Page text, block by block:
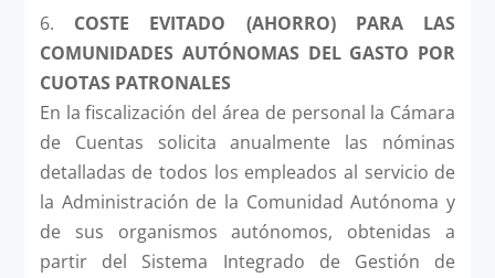
6. COSTE EVITADO (AHORRO) PARA LAS
COMUNIDADES AUTÓNOMAS DEL GASTO POR
CUOTAS PATRONALES
En la fiscalización del área de personal la Cámara
de Cuentas solicita anualmente las nóminas
detalladas de todos los empleados al servicio de
la Administración de la Comunidad Autónoma y
de sus organismos autónomos, obtenidas a
partir del Sistema Integrado de Gestión de